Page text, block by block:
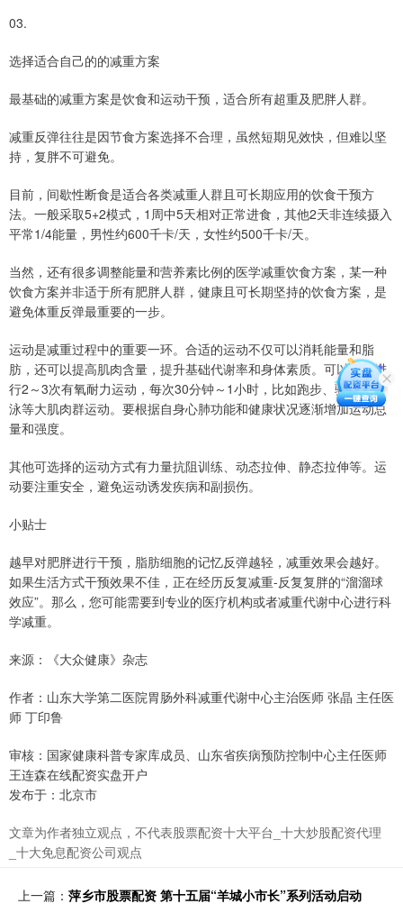
03.
选择适合自己的的减重方案
最基础的减重方案是饮食和运动干预，适合所有超重及肥胖人群。
减重反弹往往是因节食方案选择不合理，虽然短期见效快，但难以坚
持，复胖不可避免。
目前，间歇性断食是适合各类减重人群且可长期应用的饮食干预方
法。一般采取5+2模式，1周中5天相对正常进食，其他2天非连续摄入
平常1/4能量，男性约600千卡/天，女性约500千卡/天。
当然，还有很多调整能量和营养素比例的医学减重饮食方案，某一种
饮食方案并非适于所有肥胖人群，健康且可长期坚持的饮食方案，是
避免体重反弹最重要的一步。
运动是减重过程中的重要一环。合适的运动不仅可以消耗能量和脂
肪，还可以提高肌肉含量，提升基础代谢率和身体素质。可以每周进
行2～3次有氧耐力运动，每次30分钟～1小时，比如跑步、骑车、游
泳等大肌肉群运动。要根据自身心肺功能和健康状况逐渐增加运动总
量和强度。
其他可选择的运动方式有力量抗阻训练、动态拉伸、静态拉伸等。运
动要注重安全，避免运动诱发疾病和副损伤。
小贴士
越早对肥胖进行干预，脂肪细胞的记忆反弹越轻，减重效果会越好。
如果生活方式干预效果不佳，正在经历反复减重-反复复胖的“溜溜球
效应”。那么，您可能需要到专业的医疗机构或者减重代谢中心进行科
学减重。
来源：《大众健康》杂志
作者：山东大学第二医院胃肠外科减重代谢中心主治医师 张晶 主任医
师 丁印鲁
审核：国家健康科普专家库成员、山东省疾病预防控制中心主任医师
王连森在线配资实盘开户
发布于：北京市
文章为作者独立观点，不代表股票配资十大平台_十大炒股配资代理
_十大免息配资公司观点
上一篇： 萍乡市股票配资 第十五届“羊城小市长”系列活动启动